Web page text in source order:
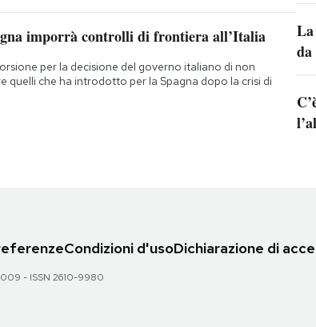
imporrà controlli di frontiera all’Italia
per la decisione del governo italiano di non
quelli che ha introdotto per la Spagna dopo la crisi di
Condizioni d'usoDichiarazione di
- ISSN 2610-9980